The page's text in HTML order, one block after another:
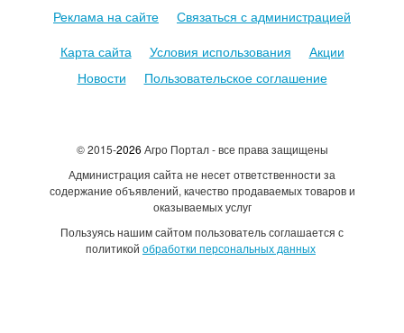
© 2015-2026 Агро Портал - все права защищены
Администрация сайта не несет ответственности за
содержание объявлений, качество продаваемых товаров и
оказываемых услуг
Пользуясь нашим сайтом пользователь соглашается с
политикой обработки персональных данных
Реклама на сайте
Связаться с администрацией
Карта сайта
Условия использования
Акции
Новости
Пользовательское соглашение